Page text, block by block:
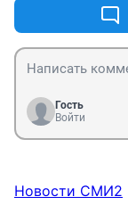
Гость
Войти
Новости СМИ2